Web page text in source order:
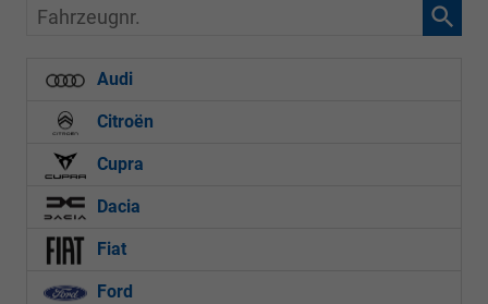
Fahrzeugnr.
Audi
Citroën
Cupra
Dacia
Fiat
Ford